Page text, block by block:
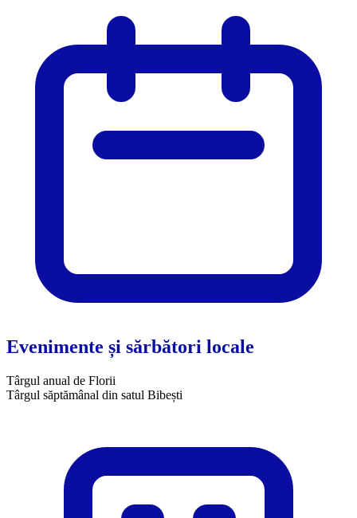
Evenimente și sărbători locale
Târgul anual de Florii
Târgul săptămânal din satul Bibești